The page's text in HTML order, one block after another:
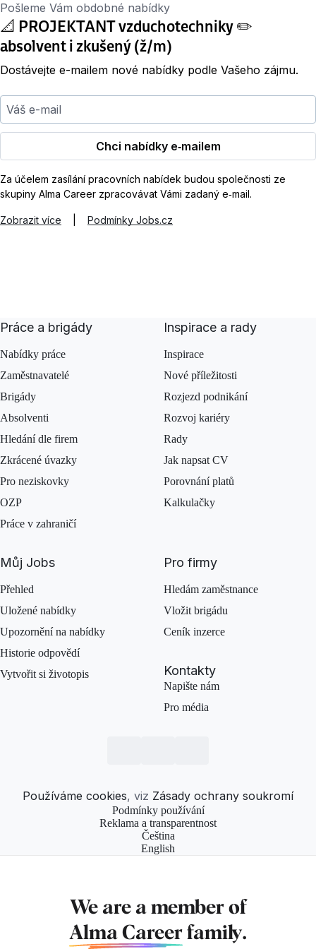
Pošleme Vám obdobné nabídky
📐 PROJEKTANT vzduchotechniky ✏️
absolvent i zkušený (ž/m)
Dostávejte e-mailem nové nabídky podle Vašeho zájmu.
Váš e-mail
Chci nabídky e‑mailem
Za účelem zasílání pracovních nabídek budou společnosti ze
skupiny Alma Career zpracovávat Vámi zadaný e‑mail.
Zobrazit více Podmínky Jobs.cz
Práce a brigády
Nabídky práce
Zaměstnavatelé
Brigády
Absolventi
Hledání dle firem
Zkrácené úvazky
Pro neziskovky
OZP
Práce v zahraničí
Inspirace a rady
Inspirace
Nové příležitosti
Rozjezd podnikání
Rozvoj kariéry
Rady
Jak napsat CV
Porovnání platů
Kalkulačky
Můj Jobs
Přehled
Uložené nabídky
Upozornění na nabídky
Historie odpovědí
Vytvořit si životopis
Pro firmy
Hledám zaměstnance
Vložit brigádu
Ceník inzerce
Kontakty
Napište nám
Pro média
Používáme cookies, viz Zásady ochrany soukromí
Podmínky používání
Reklama a transparentnost
Čeština
English
We are a member of
Alma Career family.